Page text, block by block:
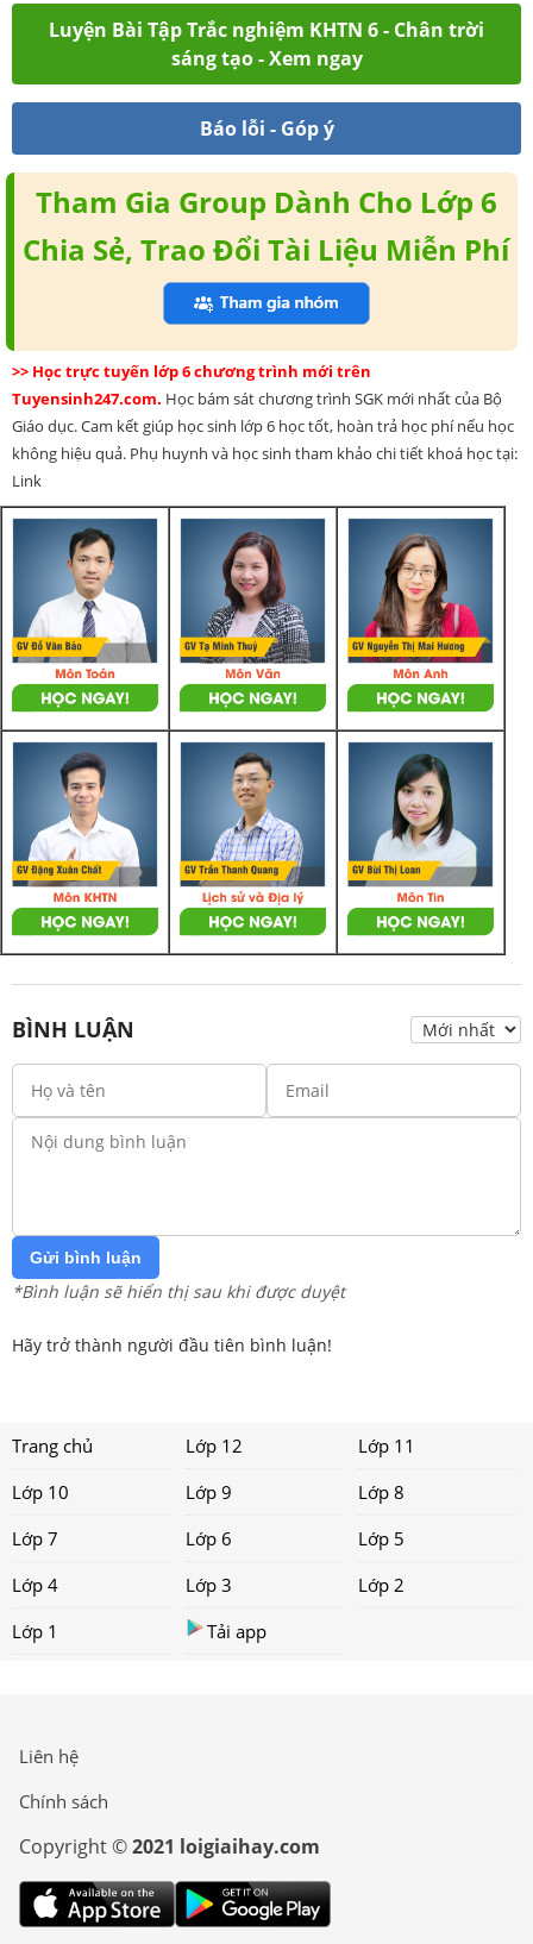
Luyện Bài Tập Trắc nghiệm KHTN 6 - Chân trời
sáng tạo - Xem ngay
Báo lỗi - Góp ý
Tham Gia Group Dành Cho Lớp 6
Chia Sẻ, Trao Đổi Tài Liệu Miễn Phí
>> Học trực tuyến lớp 6 chương trình mới trên
Tuyensinh247.com. Học bám sát chương trình SGK mới nhất của Bộ
Giáo dục. Cam kết giúp học sinh lớp 6 học tốt, hoàn trả học phí nếu học
không hiệu quả. Phụ huynh và học sinh tham khảo chi tiết khoá học tại:
Link
BÌNH LUẬN
Gửi bình luận
*Bình luận sẽ hiển thị sau khi được duyệt
Hãy trở thành người đầu tiên bình luận!
Trang chủ Lớp 12
Lớp 11
Lớp 10
Lớp 9
Lớp 8
Lớp 7
Lớp 6
Lớp 5
Lớp 4
Lớp 3
Lớp 2
Lớp 1
Tải app
Liên hệ
Chính sách
Copyright ©2021 loigiaihay.com